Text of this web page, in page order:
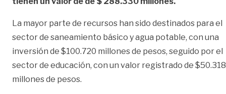
La mayor parte de recursos han sido destinados para el
sector de saneamiento básico y agua potable, con una
inversión de $100.720 millones de pesos, seguido por el
sector de educación, con un valor registrado de $50.318
millones de pesos.